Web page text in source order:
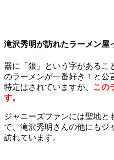
滝沢秀明が訪れたラーメン屋
器に「銀」という字があるこ
のラーメンが一番好き！と公
特定はされていますが、 この
す。
ジャニーズファンには聖地と
で、滝沢秀明さんの他にもジ
訪れています。